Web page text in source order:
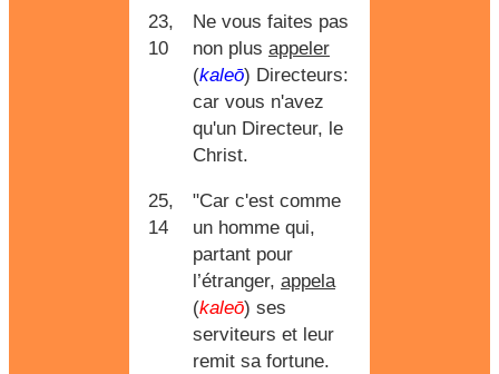
23,
10
Ne vous faites pas
non plus appeler
(kaleō) Directeurs:
car vous n'avez
qu'un Directeur, le
Christ.
25,
14
"Car c'est comme
un homme qui,
partant pour
l’étranger, appela
(kaleō) ses
serviteurs et leur
remit sa fortune.